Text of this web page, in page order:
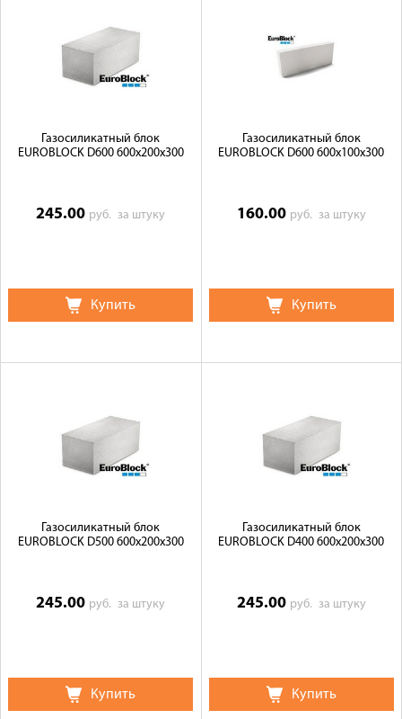
Сотрудничество
Галерея объектов
Газосиликатный блок
EUROBLOCK D600 600х200х300
245.00 руб.за штуку
Купить
Газосиликатный блок
EUROBLOCK D600 600х100х300
160.00 руб. за штуку
Купить
Газосиликатный блок
EUROBLOCK D500 600х200х300
245.00 руб.за штуку
Купить
Газосиликатный блок
EUROBLOCK D400 600х200х300
245.00 руб. за штуку
Купить